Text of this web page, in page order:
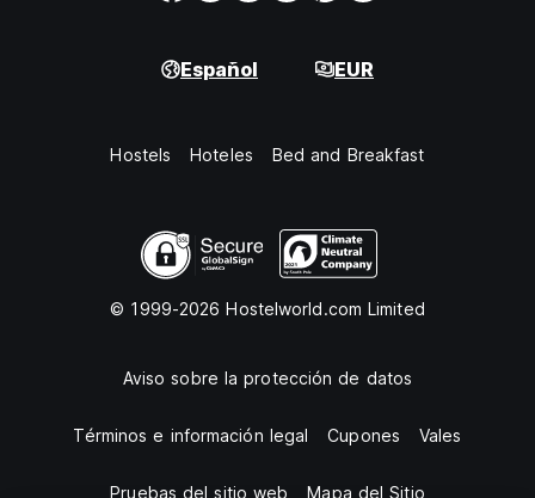
Español EUR
Hostels Hoteles Bed and Breakfast
© 1999-2026 Hostelworld.com Limited
Aviso sobre la protección de datos
Términos e información legal Cupones Vales
Pruebas del sitio web Mapa del Sitio